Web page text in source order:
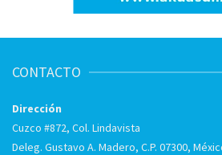
CONTACTO
Dirección
Cuzco #872, Col. Lindavista
Deleg. Gustavo A. Madero, C.P. 07300,